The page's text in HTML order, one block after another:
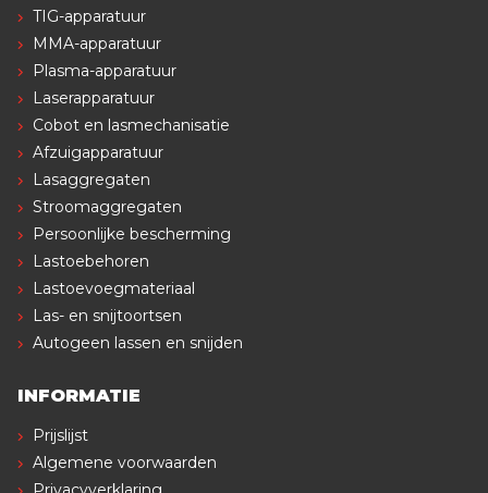
TIG-apparatuur
MMA-apparatuur
Plasma-apparatuur
Laserapparatuur
Cobot en lasmechanisatie
Afzuigapparatuur
Lasaggregaten
Stroomaggregaten
Persoonlijke bescherming
Lastoebehoren
Lastoevoegmateriaal
Las- en snijtoortsen
Autogeen lassen en snijden
INFORMATIE
Prijslijst
Algemene voorwaarden